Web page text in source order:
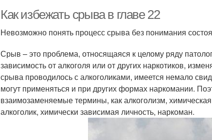
Как избежать срыва в главе 22
Невозможно понять процесс срыва без понимания
Срыв – это проблема, относящаяся к целому ряду
зависимость от алкоголя или от других наркотиков,
срыва проводилось с алкоголиками, имеется немало
могут применяться и при других формах наркомании.
взаимозаменяемые термины, как алкоголизм,
алкоголик, химически зависимая личность, наркоман.